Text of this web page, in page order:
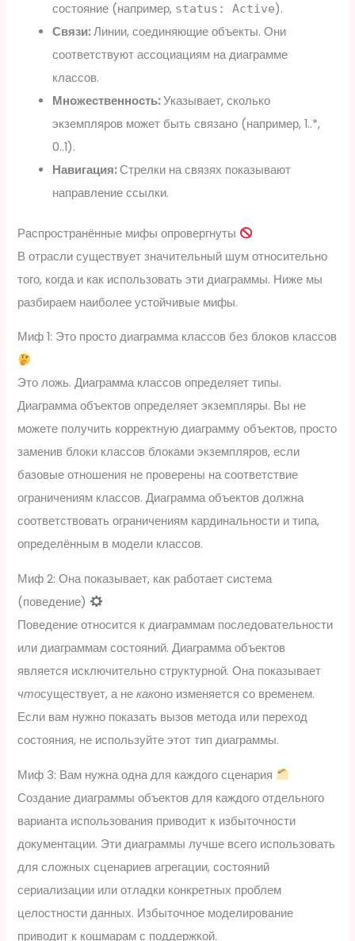
состояние (например, status: Active).
Связи:Линии, соединяющие объекты. Они
соответствуют ассоциациям на диаграмме
классов.
Множественность:Указывает, сколько
экземпляров может быть связано (например, 1..*,
0..1).
Навигация:Стрелки на связях показывают
направление ссылки.
Распространённые мифы опровергнуты
В отрасли существует значительный шум относительно
того, когда и как использовать эти диаграммы. Ниже мы
разбираем наиболее устойчивые мифы.
Миф 1: Это просто диаграмма классов без блоков классов
Это ложь. Диаграмма классов определяет типы.
Диаграмма объектов определяет экземпляры. Вы не
можете получить корректную диаграмму объектов, просто
заменив блоки классов блоками экземпляров, если
базовые отношения не проверены на соответствие
ограничениям классов. Диаграмма объектов должна
соответствовать ограничениям кардинальности и типа,
определённым в модели классов.
Миф 2: Она показывает, как работает система
(поведение)
Поведение относится к диаграммам последовательности
или диаграммам состояний. Диаграмма объектов
является исключительно структурной. Она показывает
чтосуществует, а некаконо изменяется со временем.
Если вам нужно показать вызов метода или переход
состояния, не используйте этот тип диаграммы.
Миф 3: Вам нужна одна для каждого сценария
Создание диаграммы объектов для каждого отдельного
варианта использования приводит к избыточности
документации. Эти диаграммы лучше всего использовать
для сложных сценариев агрегации, состояний
сериализации или отладки конкретных проблем
целостности данных. Избыточное моделирование
приводит к кошмарам с поддержкой.